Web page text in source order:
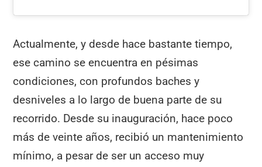
Actualmente, y desde hace bastante tiempo,
ese camino se encuentra en pésimas
condiciones, con profundos baches y
desniveles a lo largo de buena parte de su
recorrido. Desde su inauguración, hace poco
más de veinte años, recibió un mantenimiento
mínimo, a pesar de ser un acceso muy